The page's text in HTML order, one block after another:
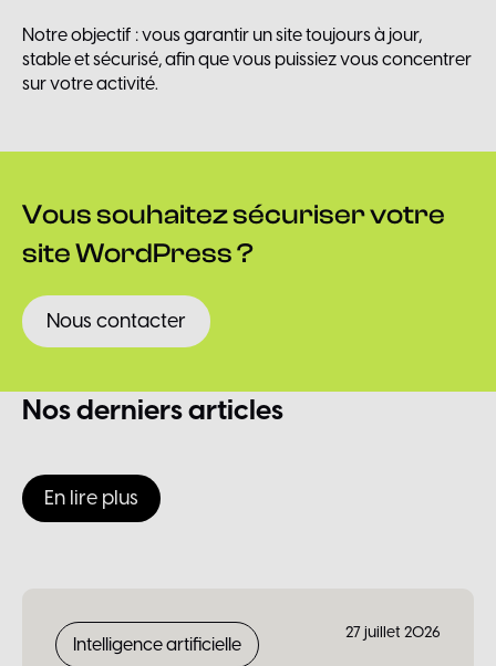
Notre objectif : vous garantir un site toujours à jour,
stable et sécurisé, afin que vous puissiez vous concentrer
sur votre activité.
Voussouhaitezsécuriservotre
siteWordPress?
Nous contacter
Nosderniersarticles
En lire plus
Intelligence artificielle 27 juillet 2026